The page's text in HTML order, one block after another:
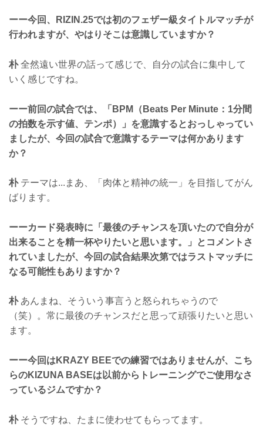
ーー今回、RIZIN.25では初のフェザー級タイトルマッチが
行われますが、やはりそこは意識していますか？
朴全然遠い世界の話って感じで、自分の試合に集中して
いく感じですね。
ーー前回の試合では、「BPM（Beats Per Minute：1分間
の拍数を示す値、テンポ）」を意識するとおっしゃってい
ましたが、今回の試合で意識するテーマは何かあります
か？
朴テーマは...まあ、「肉体と精神の統一」を目指してがん
ばります。
ーーカード発表時に「最後のチャンスを頂いたので自分が
出来ることを精一杯やりたいと思います。」とコメントさ
れていましたが、今回の試合結果次第ではラストマッチに
なる可能性もありますか？
朴あんまね、そういう事言うと怒られちゃうので
（笑）。常に最後のチャンスだと思って頑張りたいと思い
ます。
ーー今回はKRAZY BEEでの練習ではありませんが、こち
らのKIZUNA BASEは以前からトレーニングでご使用なさ
っているジムですか？
朴そうですね、たまに使わせてもらってます。